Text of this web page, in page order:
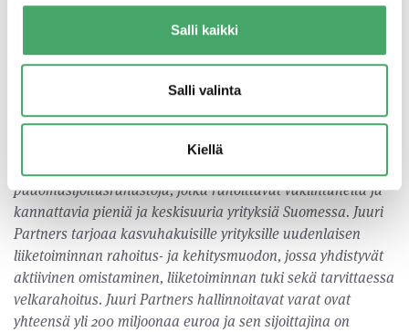
Salli kaikki
Salli valinta
Kiellä
menestystarinoita. Juurella on huippu tiimi ja olenkin
hyvin iloinen päästessäni työskentelmään heidän
Levoranta.
pääomasijoitusrahastoja, jotka rahoittavat vakiintuneita ja
kannattavia pieniä ja keskisuuria yrityksiä Suomessa. Juuri
Partners tarjoaa kasvuhakuisille yrityksille uudenlaisen
liiketoiminnan rahoitus- ja kehitysmuodon, jossa yhdistyvät
aktiivinen omistaminen, liiketoiminnan tuki sekä tarvittaessa
velkarahoitus. Juuri Partners hallinnoitavat varat ovat
yhteensä yli 200 miljoonaa euroa ja sen sijoittajina on